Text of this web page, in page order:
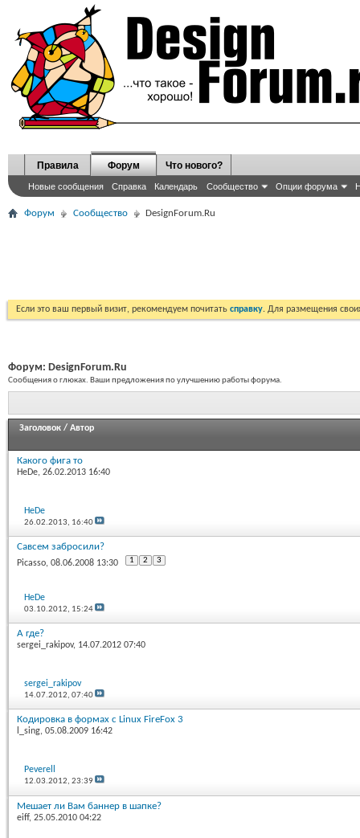
Правила Форум
Новые сообщения Справка Календарь Сообщество Опции форума
Что нового?
Форум Сообщество DesignForum.Ru
Если это ваш первый визит, рекомендуем почитать справку. Для размещения
Форум: DesignForum.Ru
Сообщения о глюках. Ваши предложения по улучшению работы форума.
Заголовок / Автор
Какого фига то
HeDe, 26.02.2013 16:40
HeDe
26.02.2013, 16:40
Савсем забросили?
Picasso, 08.06.2008 13:30 1 2 3
HeDe
03.10.2012, 15:24
А где?
sergei_rakipov, 14.07.2012 07:40
sergei_rakipov
14.07.2012,07:40
Кодировка в формах с Linux FireFox 3
l_sing, 05.08.2009 16:42
Peverell
12.03.2012,23:39
Мешает ли Вам баннер в шапке?
eiff, 25.05.2010 04:22